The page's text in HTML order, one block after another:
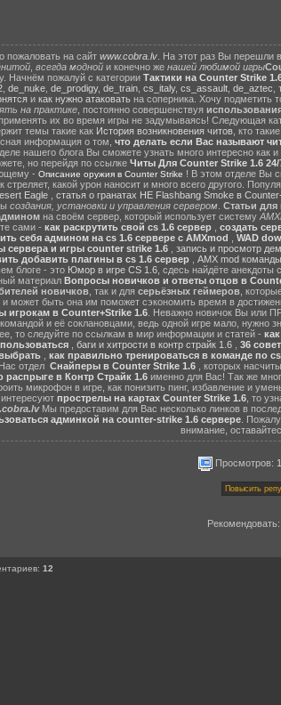
пожаловать на сайт www.cobra.lv. На этот раз Вы перешли
, всегда моднойи конечно же нашей любимой игры
Начнём пожалуй с категории Тактики на Counter Strike
, de_nuke, de_prodigy, de_train, cs_italy, cs_assault, de_aztec
и как нужно атаковатьна соперника. Хочу подметить
на практике , постоянно совершенствуя
их во время игры не задумываясь! Следующая
темы такие как История возникновения читов , кто такие
информация о том, что делать если Вас называют
нашего блога Вы сможете узнать много интересно как
но перейдя по ссылке Читы Для Counter Strike 1.6 24/
- Описание оружия в Counter Strike ! В этом отделе Вы
стреляет, какой урон наносит и много всего другого.
Eagle статья о гранатах HE Flashbang Smoke в
создания, установки и управления сервером Статьи
на своём сервер, который использует систему
сами - как раскрутить свой cs 1.6 сервер, создать
себя админом на cs 1.6 сервере с AMXmod
WAD
сервера и игры counter strike 1.6, запись и просмотр
добавить плагины в cs 1.6 сервер, AMX mod
блоге - это Юмор в игре CS 1.6 , сдесь найдёте
материал Вопросы новичков и ответы отцов в
новичков, так и для серьёзных геймеров,
и может быть она им поможет сэкономить время в
игрокам в Counter+Strike 1.6 . Неважно новичок Вы или
и её соклановцами, ведь одной игре мало, нужно
то следуйте по ссылкам в мир информации и статей -
, баги и хитрости в контр страйк 1.6, 36
, как правильно тренироваться в команде по cs
отдел Снайперы в Counter Strike 1.6, которых
распрыге в Контр Страйк 1.6именно для Вас! Так же
микрофон в игре, как понизить пинг, избавление и
прострелы на картах Counter Strike 1.6 , то
Мы предоставим для Вас несколько линков в
админкой на counter-strike 1.6 сервере.
внимание,
Просмотров:
Рекомендовать:
: 12